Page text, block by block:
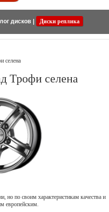
дисков Диски реплика
селена
Трофи селена
но по своим характеристикам качества и
европейским.